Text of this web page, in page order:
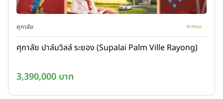
ศุภาลัย
ศุภาลัย ปาล์มวิลล์ ระยอง (Supalai Palm Ville Rayong)
3,390,000 บาท